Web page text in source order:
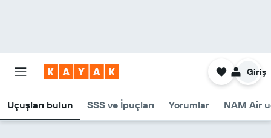
Uçuşları bulun SSS ve İpuçları Yorumlar NAM Air
Giriş